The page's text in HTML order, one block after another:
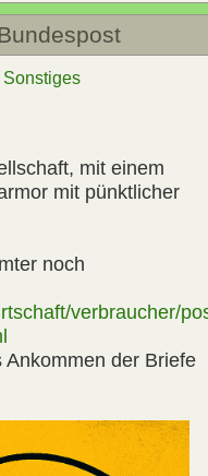
Sonstiges
mit einem
mit pünktlicher
noch
verbraucher/
der Briefe